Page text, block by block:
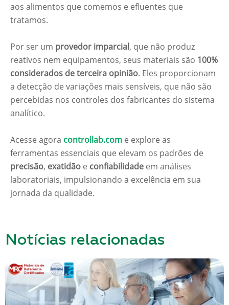
aos alimentos que comemos e efluentes que
tratamos.
Por ser um provedor imparcial, que não produz
reativos nem equipamentos, seus materiais são 100%
considerados de terceira opinião. Eles proporcionam
a detecção de variações mais sensíveis, que não são
percebidas nos controles dos fabricantes do sistema
analítico.
Acesse agora controllab.com e explore as
ferramentas essenciais que elevam os padrões de
precisão, exatidão e confiabilidade em análises
laboratoriais, impulsionando a excelência em sua
jornada da qualidade.
Notícias relacionadas